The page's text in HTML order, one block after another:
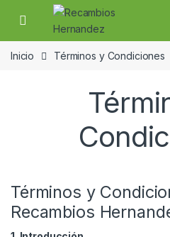
Skip to navigation
Skip to content
Open
Inicio Términos y Condiciones
Términos y
Recambios